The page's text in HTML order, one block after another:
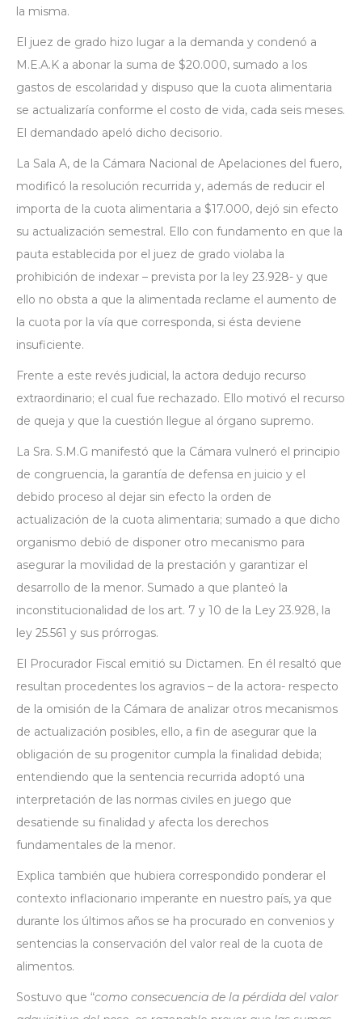
la misma.
El juez de grado hizo lugar a la demanda y condenó a
M.E.A.K a abonar la suma de $20.000, sumado a los
gastos de escolaridad y dispuso que la cuota alimentaria
se actualizaría conforme el costo de vida, cada seis meses.
El demandado apeló dicho decisorio.
La Sala A, de la Cámara Nacional de Apelaciones del fuero,
modificó la resolución recurrida y, además de reducir el
importa de la cuota alimentaria a $17.000, dejó sin efecto
su actualización semestral. Ello con fundamento en que la
pauta establecida por el juez de grado violaba la
prohibición de indexar – prevista por la ley 23.928- y que
ello no obsta a que la alimentada reclame el aumento de
la cuota por la vía que corresponda, si ésta deviene
insuficiente.
Frente a este revés judicial, la actora dedujo recurso
extraordinario; el cual fue rechazado. Ello motivó el recurso
de queja y que la cuestión llegue al órgano supremo.
La Sra. S.M.G manifestó que la Cámara vulneró el principio
de congruencia, la garantía de defensa en juicio y el
debido proceso al dejar sin efecto la orden de
actualización de la cuota alimentaria; sumado a que dicho
organismo debió de disponer otro mecanismo para
asegurar la movilidad de la prestación y garantizar el
desarrollo de la menor. Sumado a que planteó la
inconstitucionalidad de los art. 7 y 10 de la Ley 23.928, la
ley 25.561 y sus prórrogas.
El Procurador Fiscal emitió su Dictamen. En él resaltó que
resultan procedentes los agravios – de la actora- respecto
de la omisión de la Cámara de analizar otros mecanismos
de actualización posibles, ello, a fin de asegurar que la
obligación de su progenitor cumpla la finalidad debida;
entendiendo que la sentencia recurrida adoptó una
interpretación de las normas civiles en juego que
desatiende su finalidad y afecta los derechos
fundamentales de la menor.
Explica también que hubiera correspondido ponderar el
contexto inflacionario imperante en nuestro país, ya que
durante los últimos años se ha procurado en convenios y
sentencias la conservación del valor real de la cuota de
alimentos.
Sostuvo que “como consecuencia de la pérdida del valor